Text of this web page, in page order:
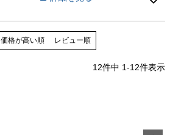
価格が高い順 レビュー順
12件中 1-12件表示